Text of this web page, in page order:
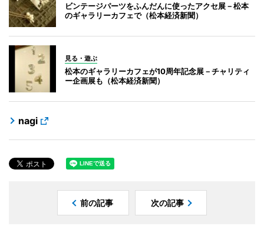
ビンテージパーツをふんだんに使ったアクセ展－松本
のギャラリーカフェで（松本経済新聞）
見る・遊ぶ
松本のギャラリーカフェが10周年記念展－チャリティ
ー企画展も（松本経済新聞）
nagi
前の記事 次の記事